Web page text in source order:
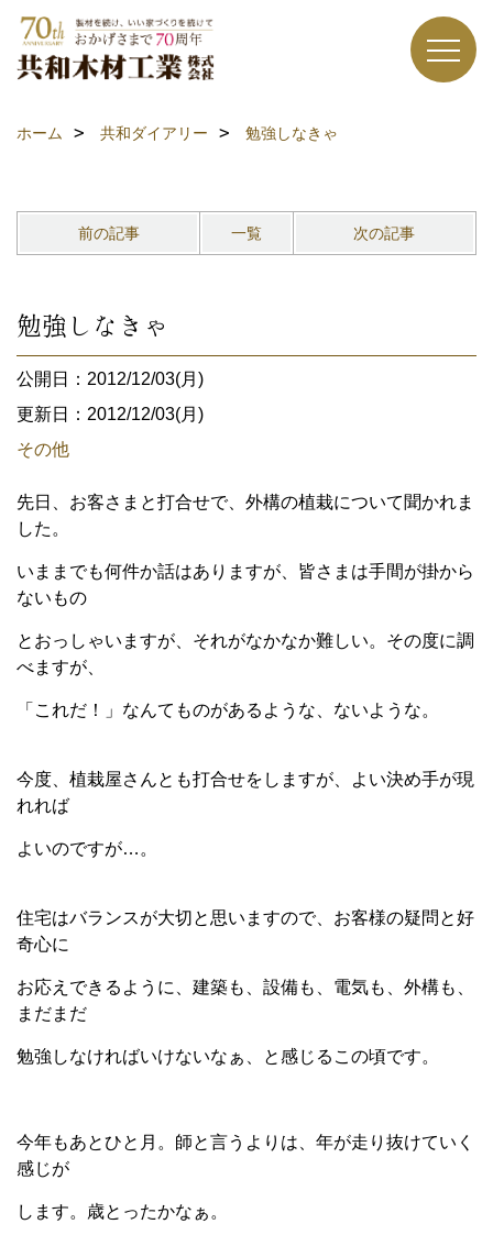
ホーム 共和ダイアリー 勉強しなきゃ
前の記事 一覧 次の記事
勉強しなきゃ
公開日：2012/12/03(月)
更新日：2012/12/03(月)
その他
先日、お客さまと打合せで、外構の植栽について聞かれま
した。
いままでも何件か話はありますが、皆さまは手間が掛から
ないもの
とおっしゃいますが、それがなかなか難しい。その度に調
べますが、
「これだ！」なんてものがあるような、ないような。
今度、植栽屋さんとも打合せをしますが、よい決め手が現
れれば
よいのですが…。
住宅はバランスが大切と思いますので、お客様の疑問と好
奇心に
お応えできるように、建築も、設備も、電気も、外構も、
まだまだ
勉強しなければいけないなぁ、と感じるこの頃です。
今年もあとひと月。師と言うよりは、年が走り抜けていく
感じが
します。歳とったかなぁ。